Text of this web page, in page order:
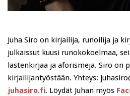
Juha Siro on kirjailija, runoilija ja
julkaissut kuusi runokokoelmaa,
lastenkirjaa ja aforismeja. Siro on
kirjailijantyöstään. Yhteys:
juhasiro.fi. Löydät Juhan myös